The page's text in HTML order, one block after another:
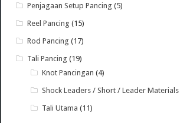
Penjagaan Setup Pancing (5)
Reel Pancing (15)
Rod Pancing (17)
Tali Pancing (19)
Knot Pancingan (4)
Shock Leaders / Short / Leader Materials
Tali Utama (11)